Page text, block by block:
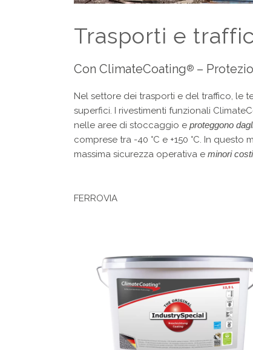
Trasporti e
Con ClimateCoating® –
Nel settore dei trasporti e del traffico, le
superfici. I rivestimenti funzionali
nelle aree di stoccaggio e proteggono
comprese tra -40 °C e +150 °C. In
massima sicurezza operativa e minori
FERROVIA